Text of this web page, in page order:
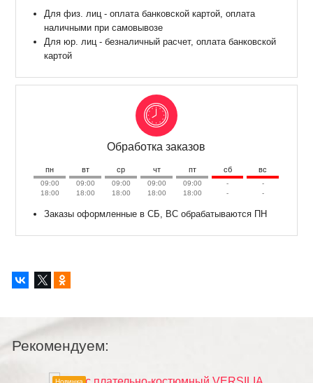
Для физ. лиц - оплата банковской картой, оплата
наличными при самовывозе
Для юр. лиц - безналичный расчет, оплата банковской
картой
Обработка заказов
пн вт ср чт пт сб вс
09:00
18:00
09:00
18:00
09:00
18:00
09:00
18:00
09:00
18:00
-
-
-
-
Заказы оформленные в СБ, ВС обрабатываются ПН
Рекомендуем:
Новинка